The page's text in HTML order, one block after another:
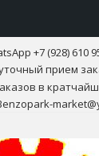
+7 (928) 610
прием
в